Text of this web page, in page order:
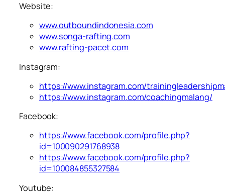
Website:
www.outboundindonesia.com
www.songa-rafting.com
www.rafting-pacet.com
Instagram:
https://www.instagram.com/
https://www.instagram.com/coachingmalang/
Facebook:
https://www.facebook.com/profile.php?
id=100090291768938
https://www.facebook.com/profile.php?
id=100084855327584
Youtube: